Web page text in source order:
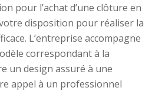
pour l’achat d’une clôture en
disposition pour réaliser la
L’entreprise accompagne
correspondant à la
un design assuré à une
appel à un professionnel